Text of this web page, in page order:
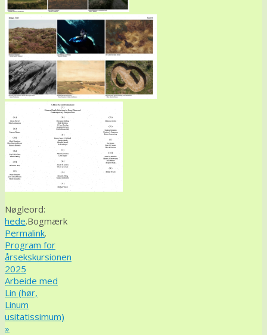
Nøgleord:
hede.Bogmærk
Permalink.
Program for
årsekskursionen
2025
Arbeide med
Lin (hør,
Linum
usitatissimum)
»